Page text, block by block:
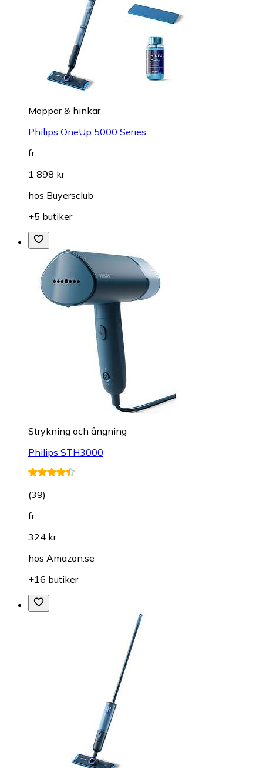
Moppar & hinkar
Philips OneUp 5000 Series
fr.
1 898 kr
hos Buyersclub
+5 butiker
Strykning och ångning
Philips STH3000
(39)
fr.
324 kr
hos Amazon.se
+16 butiker